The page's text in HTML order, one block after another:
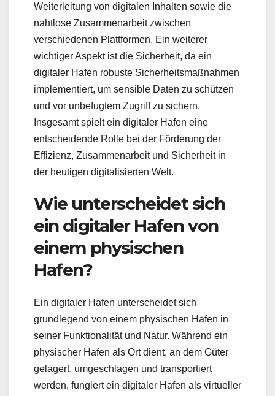
Weiterleitung von digitalen Inhalten sowie die
nahtlose Zusammenarbeit zwischen
verschiedenen Plattformen. Ein weiterer
wichtiger Aspekt ist die Sicherheit, da ein
digitaler Hafen robuste Sicherheitsmaßnahmen
implementiert, um sensible Daten zu schützen
und vor unbefugtem Zugriff zu sichern.
Insgesamt spielt ein digitaler Hafen eine
entscheidende Rolle bei der Förderung der
Effizienz, Zusammenarbeit und Sicherheit in
der heutigen digitalisierten Welt.
Wie unterscheidet sich
ein digitaler Hafen von
einem physischen
Hafen?
Ein digitaler Hafen unterscheidet sich
grundlegend von einem physischen Hafen in
seiner Funktionalität und Natur. Während ein
physischer Hafen als Ort dient, an dem Güter
gelagert, umgeschlagen und transportiert
werden, fungiert ein digitaler Hafen als virtueller